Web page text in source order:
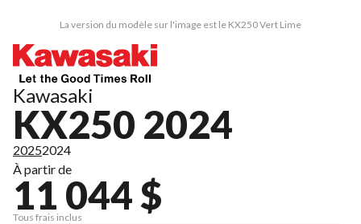
La version du modèle sur l'image est le KX250 Vert Lime
Kawasaki
KX250 2024
20252024
À partir de
11 044 $
Tous frais inclus